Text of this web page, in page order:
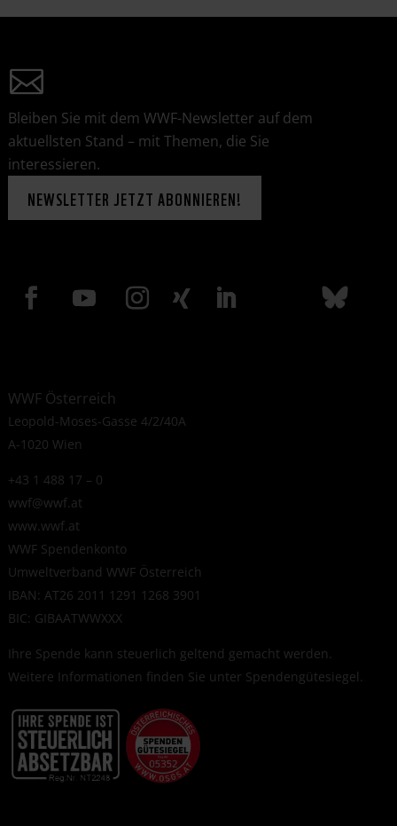
Bleiben Sie mit dem WWF-Newsletter auf dem
aktuellsten Stand – mit Themen, die Sie
interessieren.
NEWSLETTER JETZT ABONNIEREN!
WWF Österreich
Leopold-Moses-Gasse 4/2/40A
A-1020 Wien
+43 1 488 17 – 0
wwf@wwf.at
www.wwf.at
WWF Spendenkonto
Umweltverband WWF Österreich
IBAN: AT26 2011 1291 1268 3901
BIC: GIBAATWWXXX
Ihre Spende kann steuerlich geltend gemacht werden.
Weitere Informationen finden Sie unter Spendengütesiegel.